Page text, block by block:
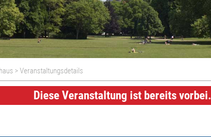
> Veranstaltungsdetails
Diese Veranstaltung ist bereits vorbei.